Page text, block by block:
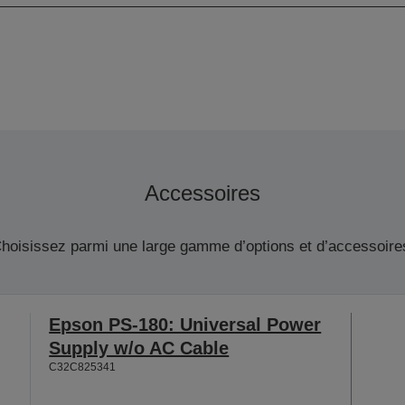
Accessoires
parmi une large gamme d’options et
Epson PS-180: Universal Power
Supply w/o AC Cable
C32C825341